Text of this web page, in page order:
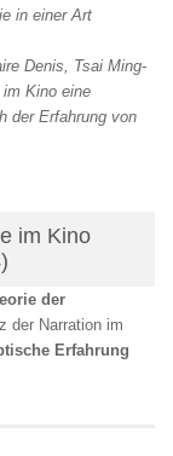
in einer Art
Denis, Tsai Ming-
Kino eine
der Erfahrung von
im Kino
der
der Narration im
Erfahrung